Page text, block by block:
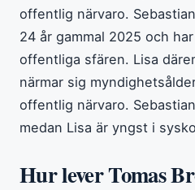
offentlig närvaro.
24 år gammal 2025 och
offentliga sfären. Lisa
närmar sig
offentlig närvaro.
medan Lisa är yngst i
Hur lever Tomas